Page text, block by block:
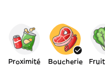
Proximité Boucherie